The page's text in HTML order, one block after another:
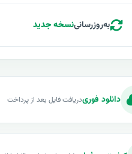
به‌روزرسانینسخه جدید
دانلود فوریدریافت فایل بعد از پرداخت